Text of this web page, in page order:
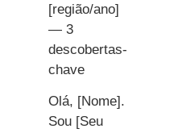
[região/ano]
— 3
descobertas-
chave
Olá, [Nome].
Sou [Seu